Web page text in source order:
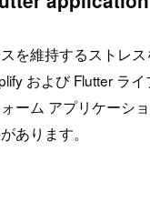
を維持するストレ
および Flutter
ーム アプリケー
あります。